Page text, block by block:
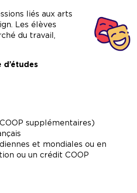
liés aux arts
Les élèves
du travail,
supplémentaires)
et mondiales ou en
ou un crédit COOP